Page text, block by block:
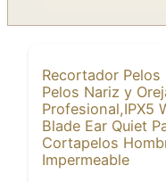
Recortador
Pelos Nariz y
Profesional,IPX5
Blade Ear Quiet
Cortapelos
Impermeable